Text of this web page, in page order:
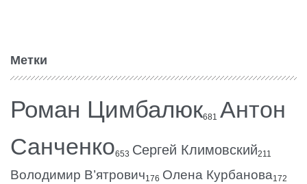
Метки
Роман Цимбалюк681 Антон
Санченко653 Сергей Климовский211
Володимир В’ятрович176 Олена Курбанова172